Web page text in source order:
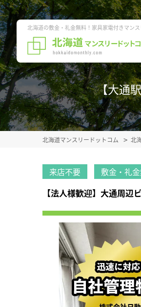
北海道の敷金・礼金無料！家具家電付きマン
【大通
北海道マンスリードットコム 北
来店不要 敷金・礼
【法人様歓迎】大通周